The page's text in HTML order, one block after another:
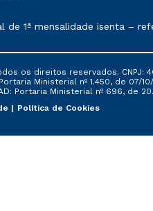
conforme
1ª mensalidade isenta –
os direitos reservados. CNPJ:
Ministerial nº 1.450, de 07/10/
Portaria Ministerial nº 696, de
Política de Cookies